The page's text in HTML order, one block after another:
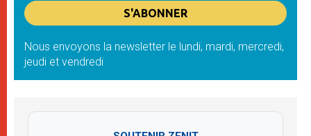
Nous envoyons la newsletter le lundi, mardi, mercredi,
jeudi et vendredi